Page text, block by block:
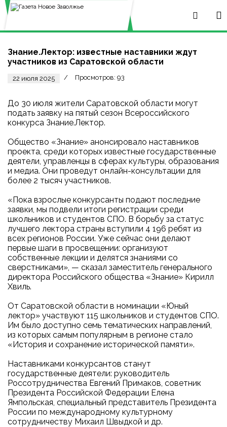
Знание.Лектор: известные наставники ждут
участников из Саратовской области
22 июля 2025 Просмотров: 93
До 30 июля жители Саратовской области могут
подать заявку на пятый сезон Всероссийского
конкурса Знание.Лектор.
Общество «Знание» анонсировало наставников
проекта, среди которых известные государственные
деятели, управленцы в сферах культуры, образования
и медиа. Они проведут онлайн-консультации для
более 2 тысяч участников.
«Пока взрослые конкурсанты подают последние
заявки, мы подвели итоги регистрации среди
школьников и студентов СПО. В борьбу за статус
лучшего лектора страны вступили 4 196 ребят из
всех регионов России. Уже сейчас они делают
первые шаги в просвещении: организуют
собственные лекции и делятся знаниями со
сверстниками», — сказал заместитель генерального
директора Российского общества «Знание» Кирилл
Хвиль.
От Саратовской области в номинации «Юный
лектор» участвуют 115 школьников и студентов СПО.
Им было доступно семь тематических направлений,
из которых самым популярным в регионе стало
«История и сохранение исторической памяти».
Наставниками конкурсантов станут
государственные деятели: руководитель
Россотрудничества Евгений Примаков, советник
Президента Российской Федерации Елена
Ямпольская, специальный представитель Президента
России по международному культурному
сотрудничеству Михаил Швыдкой и др.